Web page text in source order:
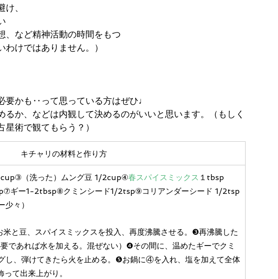
、
、など精神活動の時間をもつ
わけではありません。）
要かも‥って思っている方はぜひ♩
るか、などは内観して決めるのがいいと思います。（もしく
術で観てもらう？）
キチャリの材料と作り方
（洗った）ムング豆 1/2cup④春スパイスミックス １tbsp
ギー1-2tbsp⑧クミンシード1/2tsp⑨コリアンダーシード 1/2tsp
々）
と豆、スパイスミックスを投入、再度沸騰させる。❸再沸騰した
であれば水を加える。混ぜない）❹その間に、温めたギーでクミ
し、弾けてきたら火を止める。❺お鍋に④を入れ、塩を加えて全体
て出来上がり。